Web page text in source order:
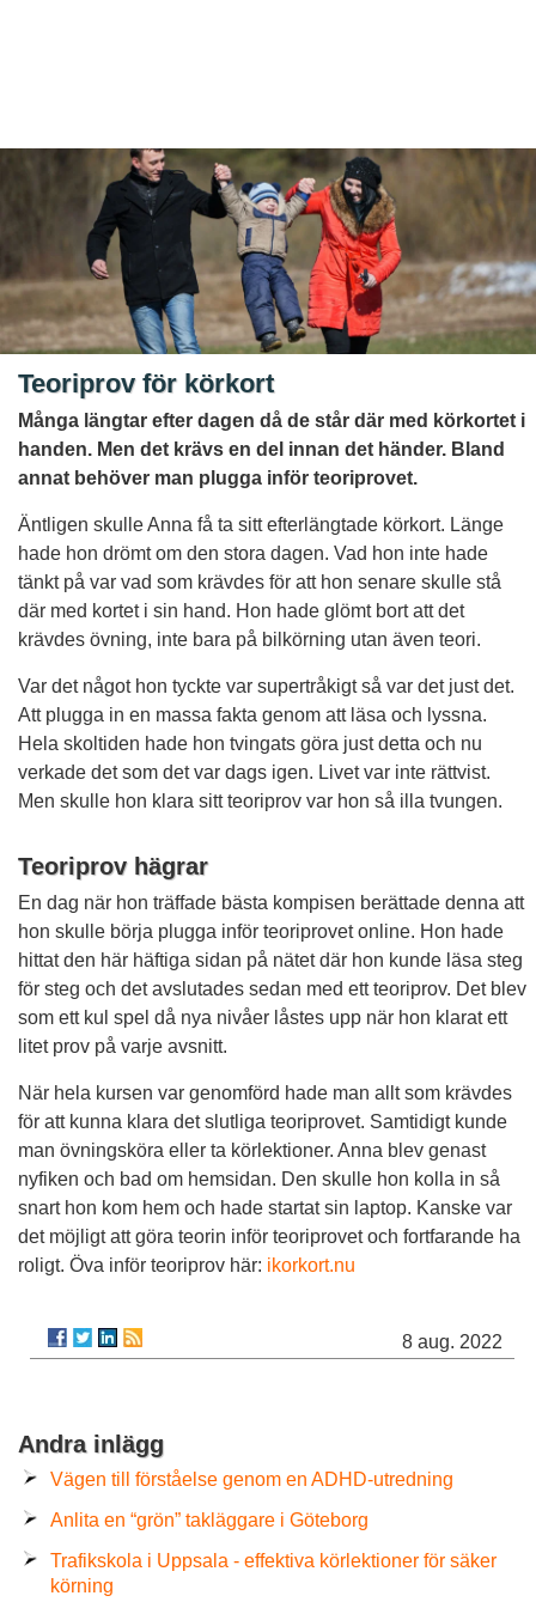
Teoriprov för körkort
Många längtar efter dagen då de står där med körkortet i
handen. Men det krävs en del innan det händer. Bland
annat behöver man plugga inför teoriprovet.
Äntligen skulle Anna få ta sitt efterlängtade körkort. Länge
hade hon drömt om den stora dagen. Vad hon inte hade
tänkt på var vad som krävdes för att hon senare skulle stå
där med kortet i sin hand. Hon hade glömt bort att det
krävdes övning, inte bara på bilkörning utan även teori.
Var det något hon tyckte var supertråkigt så var det just det.
Att plugga in en massa fakta genom att läsa och lyssna.
Hela skoltiden hade hon tvingats göra just detta och nu
verkade det som det var dags igen. Livet var inte rättvist.
Men skulle hon klara sitt teoriprov var hon så illa tvungen.
Teoriprov hägrar
En dag när hon träffade bästa kompisen berättade denna att
hon skulle börja plugga inför teoriprovet online. Hon hade
hittat den här häftiga sidan på nätet där hon kunde läsa steg
för steg och det avslutades sedan med ett teoriprov. Det blev
som ett kul spel då nya nivåer låstes upp när hon klarat ett
litet prov på varje avsnitt.
När hela kursen var genomförd hade man allt som krävdes
för att kunna klara det slutliga teoriprovet. Samtidigt kunde
man övningsköra eller ta körlektioner. Anna blev genast
nyfiken och bad om hemsidan. Den skulle hon kolla in så
snart hon kom hem och hade startat sin laptop. Kanske var
det möjligt att göra teorin inför teoriprovet och fortfarande ha
roligt. Öva inför teoriprov här: ikorkort.nu
8 aug. 2022
Andra inlägg
Vägen till förståelse genom en ADHD-utredning
Anlita en “grön” takläggare i Göteborg
Trafikskola i Uppsala - effektiva körlektioner för säker
körning